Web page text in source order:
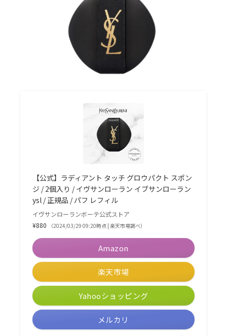
【公式】ラディアント タッチ グロウパクト スポン
ジ / 2個入り / イヴサンローラン イブサンローラン
ysl / 正規品 / パフ レフィル
イヴサンローランボーテ公式ストア
¥880
（2024/03/29 09:20時点 | 楽天市場調べ）
Amazon
楽天市場
Yahooショッピング
メルカリ